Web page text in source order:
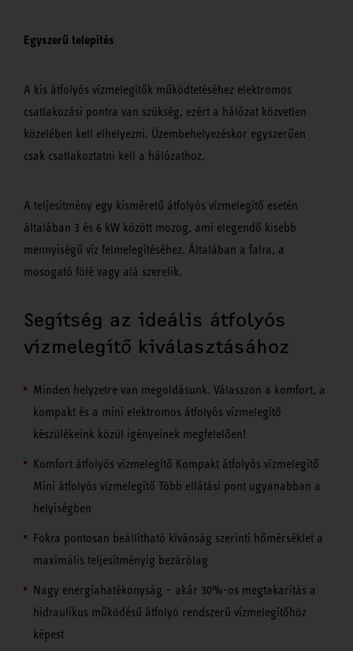
Egyszerű telepítés
A kis átfolyós vízmelegítők működtetéséhez elektromos
csatlakozási pontra van szükség, ezért a hálózat közvetlen
közelében kell elhelyezni. Üzembehelyezéskor egyszerűen
csak csatlakoztatni kell a hálózathoz.
A teljesítmény egy kisméretű átfolyós vízmelegítő esetén
általában 3 és 6 kW között mozog, ami elegendő kisebb
mennyiségű víz felmelegítéséhez. Általában a falra, a
mosogató fölé vagy alá szerelik.
Segítség az ideális átfolyós
vízmelegítő kiválasztásához
Minden helyzetre van megoldásunk. Válasszon a komfort, a
kompakt és a mini elektromos átfolyós vízmelegítő
készülékeink közül igényeinek megfelelően!
Komfort átfolyós vízmelegítő Kompakt átfolyós vízmelegítő
Mini átfolyós vízmelegítő Több ellátási pont ugyanabban a
helyiségben
Fokra pontosan beállítható kívánság szerinti hőmérséklet a
maximális teljesítményig bezárólag
Nagy energiahatékonyság – akár 30%-os megtakarítás a
hidraulikus működésű átfolyó rendszerű vízmelegítőhöz
képest